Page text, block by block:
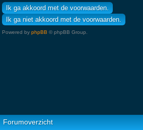
Powered by phpBB © phpBB Group.
Forumoverzicht